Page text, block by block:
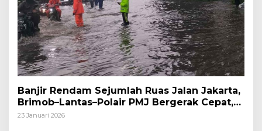
Banjir Rendam Sejumlah Ruas Jalan Jakarta,
Brimob–Lantas–Polair PMJ Bergerak Cepat,
Polri Siagakan 128.247 Personel Secara
23 Januari 2026